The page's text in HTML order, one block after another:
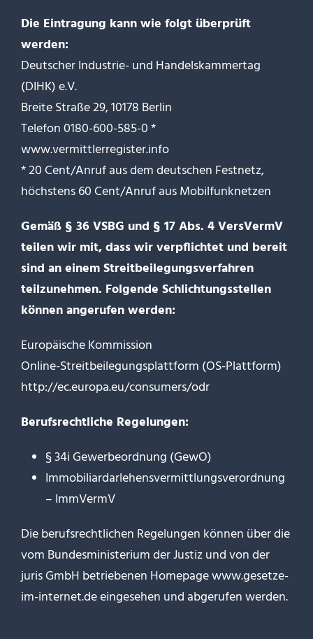
Die Eintragung kann wie folgt überprüft
werden:
Deutscher Industrie- und Handelskammertag
(DIHK) e.V.
Breite Straße 29, 10178 Berlin
Telefon 0180-600-585-0 *
www.vermittlerregister.info
* 20 Cent/Anruf aus dem deutschen Festnetz,
höchstens 60 Cent/Anruf aus Mobilfunknetzen
Gemäß § 36 VSBG und § 17 Abs. 4 VersVermV
teilen wir mit, dass wir verpflichtet und bereit
sind an einem Streitbeilegungsverfahren
teilzunehmen. Folgende Schlichtungsstellen
können angerufen werden:
Europäische Kommission
Online-Streitbeilegungsplattform (OS-Plattform)
http://ec.europa.eu/consumers/odr
Berufsrechtliche Regelungen:
§ 34i Gewerbeordnung (GewO)
Immobiliardarlehensvermittlungsverordnung
– ImmVermV
Die berufsrechtlichen Regelungen können über die
vom Bundesministerium der Justiz und von der
juris GmbH betriebenen Homepagewww.gesetze-
im-internet.deeingesehen und abgerufen werden.